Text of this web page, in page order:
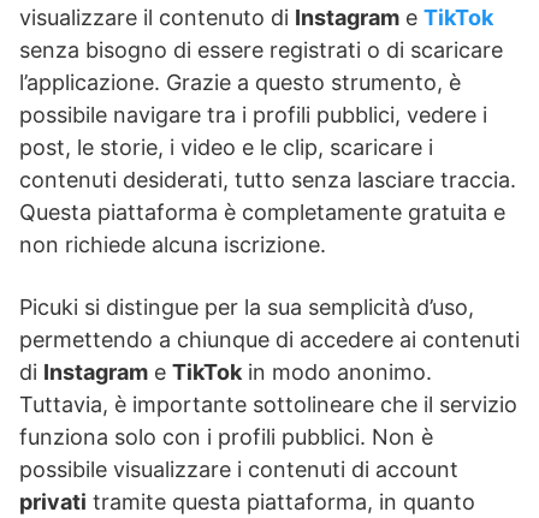
visualizzare il contenuto di Instagram e TikTok
senza bisogno di essere registrati o di scaricare
l’applicazione. Grazie a questo strumento, è
possibile navigare tra i profili pubblici, vedere i
post, le storie, i video e le clip, scaricare i
contenuti desiderati, tutto senza lasciare traccia.
Questa piattaforma è completamente gratuita e
non richiede alcuna iscrizione.
Picuki si distingue per la sua semplicità d’uso,
permettendo a chiunque di accedere ai contenuti
di Instagram e TikTokin modo anonimo.
Tuttavia, è importante sottolineare che il servizio
funziona solo con i profili pubblici. Non è
possibile visualizzare i contenuti di account
privati tramite questa piattaforma, in quanto